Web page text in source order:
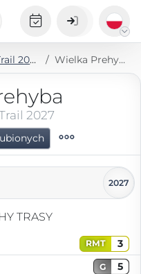
2027 Wielka Prehyba
2027
2027
TRASY
RMT
3
G
5